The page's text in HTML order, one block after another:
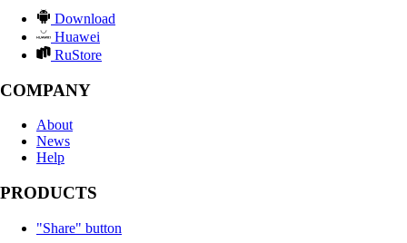
Download
Huawei
RuStore
COMPANY
About
News
Help
PRODUCTS
"Share" button